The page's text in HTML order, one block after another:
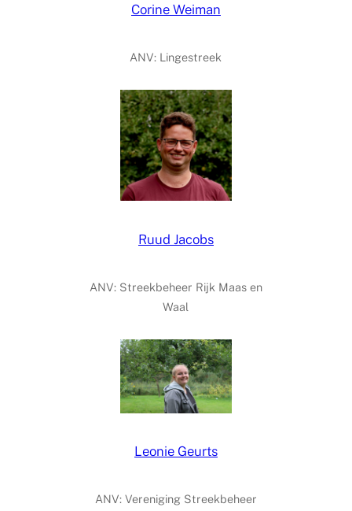
Corine Weiman
ANV: Lingestreek
Ruud Jacobs
ANV: Streekbeheer Rijk Maas en
Waal
Leonie Geurts
ANV: Vereniging Streekbeheer